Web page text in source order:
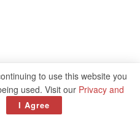
to use this website you
used. Visit our Privacy and
I Agree